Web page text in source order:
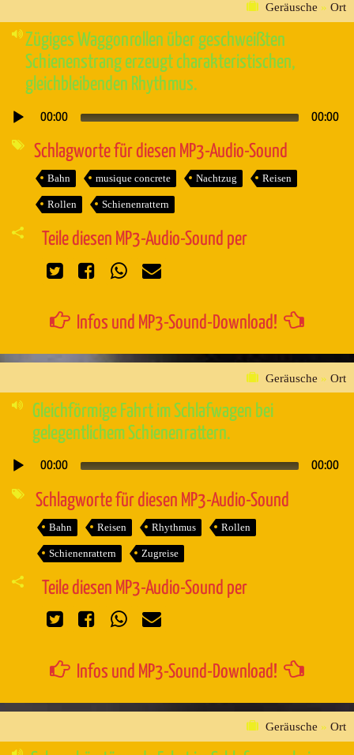
Geräusche » Ort
Zügiges Waggonrollen über geschweißten
Schienenstrang erzeugt charakteristischen,
gleichbleibenden Rhythmus.
Audio-
00:00 00:00
Schlagworte für diesen MP3-Audio-Sound
Bahn musique concrete Nachtzug Reisen
Rollen Schienenrattern
Teile diesen MP3-Audio-Sound per
Infos und MP3-Sound-Download!
Geräusche » Ort
Gleichförmige Fahrt im Schlafwagen bei
gelegentlichem Schienenrattern.
Audio-
00:00 00:00
Schlagworte für diesen MP3-Audio-Sound
Bahn Reisen Rhythmus Rollen
Schienenrattern Zugreise
Teile diesen MP3-Audio-Sound per
Infos und MP3-Sound-Download!
Geräusche » Ort